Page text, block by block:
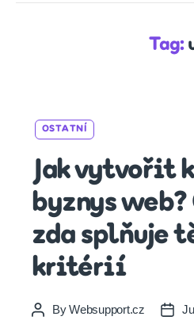
Tag:
OSTATNÍ
Jak vytvořit
byznys
zda splňuje
kritérií
PostByWebsupport.cz
Post